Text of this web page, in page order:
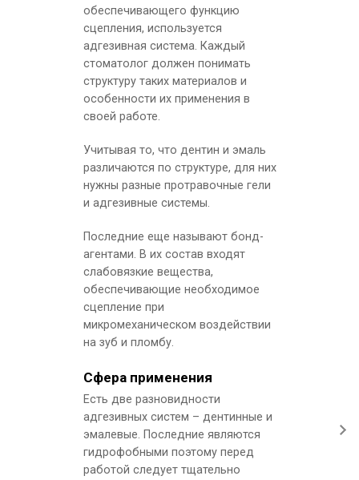
обеспечивающего функцию
сцепления, используется
адгезивная система. Каждый
стоматолог должен понимать
структуру таких материалов и
особенности их применения в
своей работе.
Учитывая то, что дентин и эмаль
различаются по структуре, для них
нужны разные протравочные гели
и адгезивные системы.
Последние еще называют бонд-
агентами. В их состав входят
слабовязкие вещества,
обеспечивающие необходимое
сцепление при
микромеханическом воздействии
на зуб и пломбу.
Сфера применения
Есть две разновидности
адгезивных систем – дентинные и
эмалевые. Последние являются
гидрофобными поэтому перед
работой следует тщательно